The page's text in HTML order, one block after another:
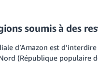
soumis à des
d’Amazon est
(République populaire